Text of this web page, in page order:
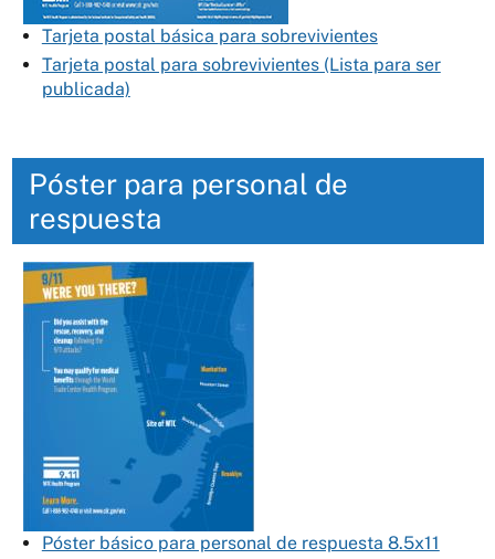
Tarjeta postal básica para sobrevivientes
Tarjeta postal para sobrevivientes (Lista para ser
publicada)
Póster para personal de
respuesta
Póster básico para personal de respuesta 8.5x11